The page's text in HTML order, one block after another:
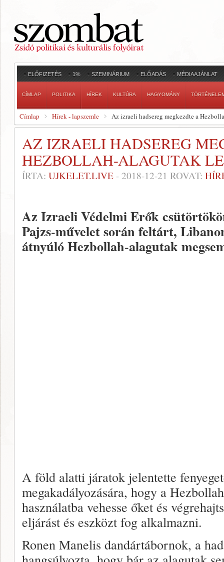
ELŐFIZETÉS 1% SZEMINÁRIUM ELŐADÁS MÉDIAAJÁNLAT
CÍMLAP POLITIKA HÍREK KULTÚRA HAGYOMÁNY
Címlap Hírek - lapszemle Az izraeli hadsereg megkezdte a
AZ IZRAELI HADSEREG
HEZBOLLAH-ALAGUTAK
ÍRTA: UJKELET.LIVE - 2018-12-21 ROVAT:
Az Izraeli Védelmi Erők
Pajzs-művelet során feltárt,
átnyúló Hezbollah-alagutak
A föld alatti járatok jelentette
megakadályozására, hogy a
használatba vehesse őket és
eljárást és eszközt fog alkalmazni.
Ronen Manelis dandártábornok, a